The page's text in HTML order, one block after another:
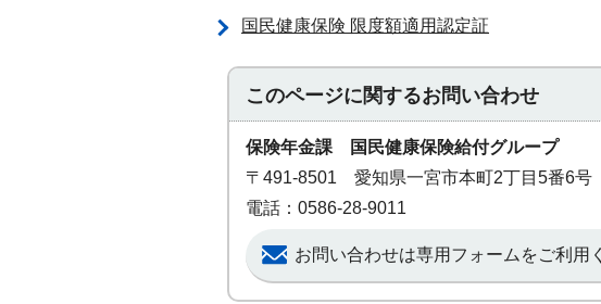
国民健康保険 限度額適用認定証
このページに関するお問い合わせ
保険年金課 国民健康保険給付グループ
〒491-8501 愛知県一宮市本町2丁目5番6
電話：0586-28-9011
お問い合わせは専用フォームをご利用